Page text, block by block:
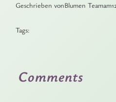
Geschrieben vonBlumen Teamam
Tags:
Comments